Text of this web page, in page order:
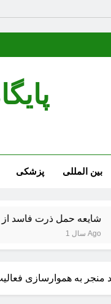
بین المللی پزشکی
ذرت فاسد از بندر
منجر به هموارسازی